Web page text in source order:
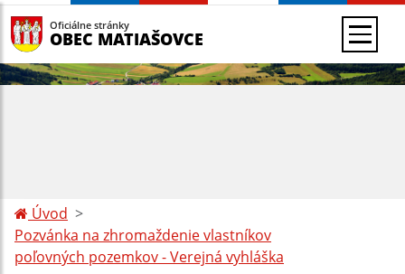
Oficiálne stránky
OBEC MATIAŠOVCE
Úvod
Pozvánka na zhromaždenie vlastníkov
poľovných pozemkov - Verejná vyhláška